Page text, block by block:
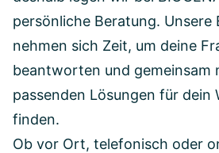
persönliche Beratung. Unsere
nehmen sich Zeit, um deine
beantworten und gemeinsam
passenden Lösungen für dein
finden.
Ob vor Ort, telefonisch oder